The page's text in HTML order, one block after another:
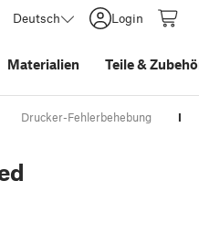
Deutsch Login
Materialien Teile&
Drucker-Fehlerbehebung